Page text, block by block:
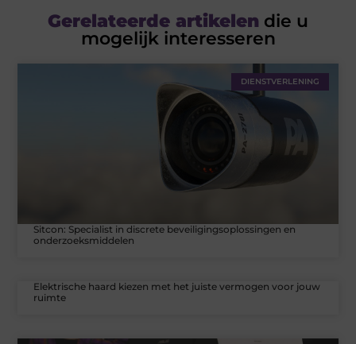
Gerelateerde artikelen die u
mogelijk interesseren
DIENSTVERLENING
Sitcon: Specialist in discrete beveiligingsoplossingen en
onderzoeksmiddelen
Elektrische haard kiezen met het juiste vermogen voor jouw
ruimte